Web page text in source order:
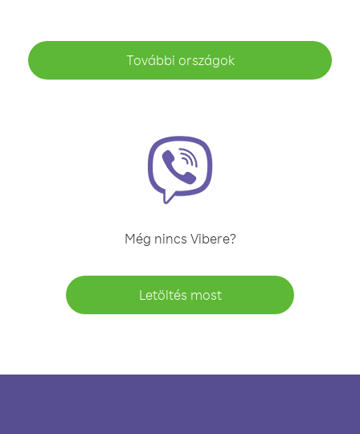
További országok
Még nincs Vibere?
Letöltés most